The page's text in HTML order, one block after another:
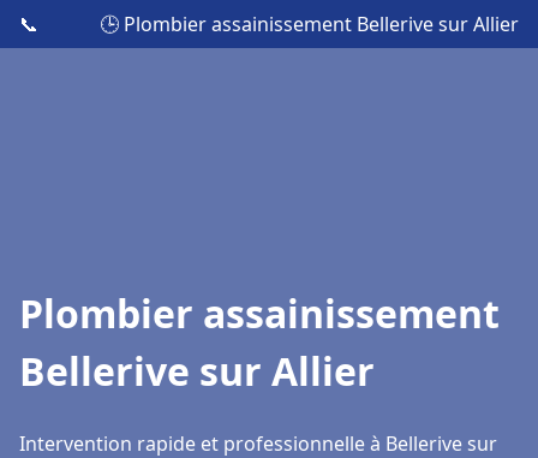
📞 🕒 Plombier assainissement Bellerive sur Allier
Plombier assainissement
Bellerive sur Allier
Intervention rapide et professionnelle à Bellerive sur